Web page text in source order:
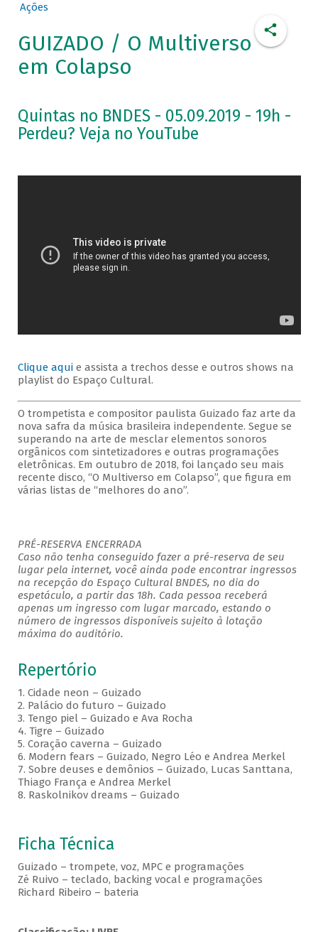
Ações
GUIZADO / O Multiverso
em Colapso
Quintas no BNDES - 05.09.2019 - 19h -
Perdeu? Veja no YouTube
Clique aquie assista a trechos desse e outros shows na
playlist do Espaço Cultural.
O trompetista e compositor paulista Guizado faz arte da
nova safra da música brasileira independente. Segue se
superando na arte de mesclar elementos sonoros
orgânicos com sintetizadores e outras programações
eletrônicas. Em outubro de 2018, foi lançado seu mais
recente disco, “O Multiverso em Colapso”, que figura em
várias listas de “melhores do ano”.
PRÉ-RESERVA ENCERRADA
Caso não tenha conseguido fazer a pré-reserva de seu
lugar pela internet, você ainda pode encontrar ingressos
na recepção do Espaço Cultural BNDES, no dia do
espetáculo, a partir das 18h. Cada pessoa receberá
apenas um ingresso com lugar marcado, estando o
número de ingressos disponíveis sujeito à lotação
máxima do auditório.
Repertório
1. Cidade neon – Guizado
2. Palácio do futuro – Guizado
3. Tengo piel – Guizado e Ava Rocha
4. Tigre – Guizado
5. Coração caverna – Guizado
6. Modern fears – Guizado, Negro Léo e Andrea Merkel
7. Sobre deuses e demônios – Guizado, Lucas Santtana,
Thiago França e Andrea Merkel
8. Raskolnikov dreams – Guizado
Ficha Técnica
Guizado – trompete, voz, MPC e programações
Zé Ruivo – teclado, backing vocal e programações
Richard Ribeiro – bateria